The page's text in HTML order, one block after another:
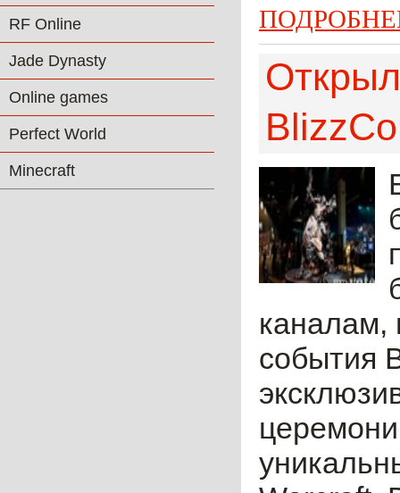
RF Online
Jade Dynasty
Online games
Perfect World
Minecraft
каналам,
события